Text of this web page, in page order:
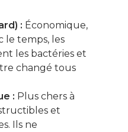
: Économique,
le temps, les
les bactéries et
changé tous
: Plus chers à
et
Ils ne
Énergie
Patrimoine
Smart Home
Gérer son
Jardin Animaux